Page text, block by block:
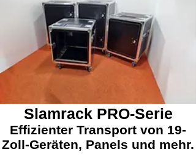
Slamrack PRO-Serie
Effizienter Transport von 19-
Zoll-Geräten, Panels und mehr.